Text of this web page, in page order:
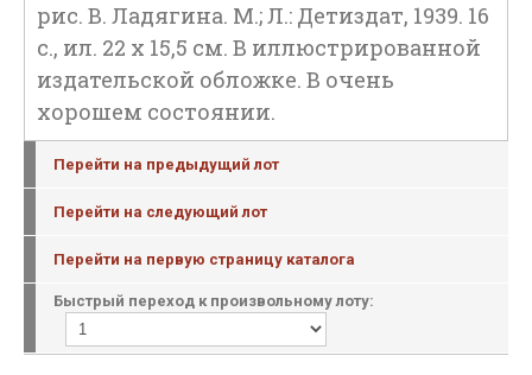
рис. В. Ладягина. М.; Л.: Детиздат, 1939. 16
с., ил. 22 х 15,5 см. В иллюстрированной
издательской обложке. В очень
хорошем состоянии.
Перейти на предыдущий лот
Перейти на следующий лот
Перейти на первую страницу каталога
Быстрый переход к произвольному лоту: